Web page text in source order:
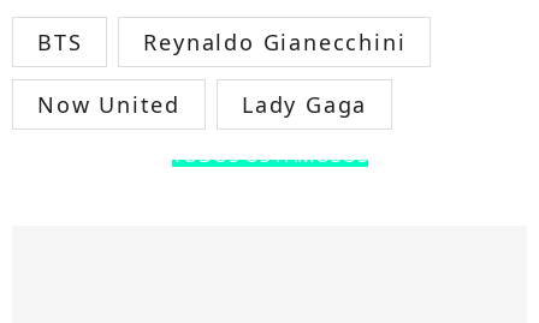
BTS Reynaldo Gianecchini
Now United Lady Gaga
TODOS OS FAMOSOS